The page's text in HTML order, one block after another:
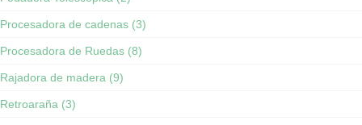
Procesadora de cadenas (3)
Procesadora de Ruedas (8)
Rajadora de madera (9)
Retroaraña (3)